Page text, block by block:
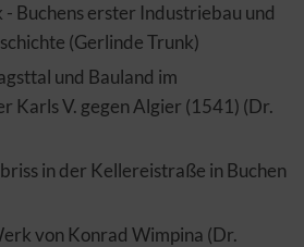
Buchens erster Industriebau und
(Gerlinde Trunk)
und Bauland im
Karls V. gegen Algier (1541) (Dr.
in der Kellereistraße in Buchen
von Konrad Wimpina (Dr.